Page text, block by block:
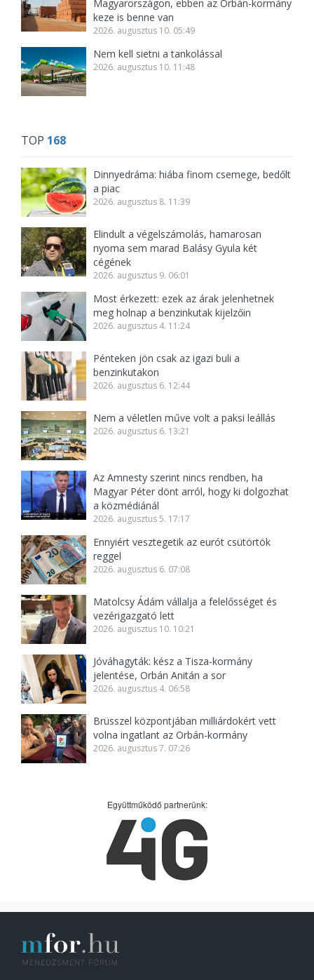
Magyarországon, ebben az Orbán-kormány
keze is benne van
2026. augusztus 10. 05:49
Nem kell sietni a tankolással
2026. augusztus 10. 11:48
TOP 168
Dinnyedráma: hiába finom csemege, bedőlt
a piac
2026. augusztus 8. 11:39
Elindult a végelszámolás, hamarosan
nyoma sem marad Balásy Gyula két
cégének
2026. augusztus 9. 06:01
Most érkezett: ezek az árak jelenhetnek
meg holnap a benzinkutak kijelzőin
2026. augusztus 4. 11:24
Pénteken jön csak az igazi buli a
benzinkutakon
2026. augusztus 6. 12:44
Nem a véletlen műve volt a paksi leállás
2026. augusztus 6. 13:21
Az Amnesty szerint nincs rendben, ha
Magyar Péter dönt arról, hogy ki dolgozhat
a közmédiánál
2026. augusztus 5. 17:17
Ennyiért vesztegetik az eurót csütörtök
reggel
2026. augusztus 6. 07:08
Matolcsy Ádám vállalja a felelősséget és
vezérigazgató lett
2026. augusztus 10. 10:21
Jóváhagyták: kész a Tisza-kormány
jelentése, Orbán Anitán a sor
2026. augusztus 4. 06:58
Brüsszel központjában milliárdokért vett
volna ingatlant az Orbán-kormány
2026. augusztus 7. 07:26
Együttműködő partnerünk: